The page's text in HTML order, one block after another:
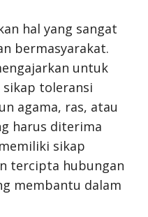
hal yang sangat
bermasyarakat.
untuk
sikap toleransi
agama, ras, atau
harus diterima
sikap
tercipta hubungan
membantu dalam